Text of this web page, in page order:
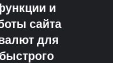
и
сайта
для